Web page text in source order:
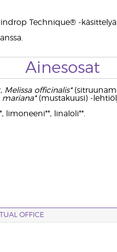
Technique® -käsittelyä.
Ainesosat
Melissa officinalis*
mariana*(mustakuusi) -
limoneeni**, linaloli**.
OFFICE